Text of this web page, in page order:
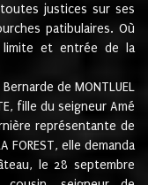
toutes justices sur ses
patibulaires. Où
et entrée de la
de MONTLUEL
fille du seigneur Amé
représentante de
FOREST, elle demanda
le 28 septembre